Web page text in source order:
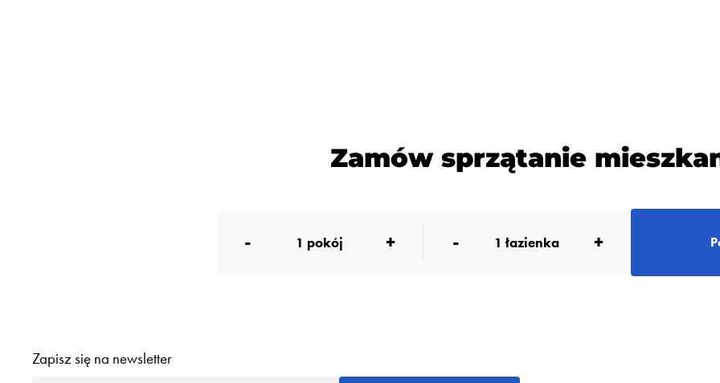
Zamów sprzątanie
- 1 pokój + - 1 łazienka +
Zapisz się na newsletter